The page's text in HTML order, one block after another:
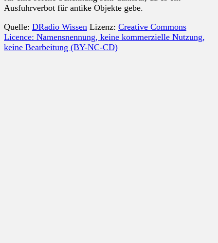
Ausfuhrverbot für antike Objekte gebe.
Quelle: DRadio Wissen Lizenz: Creative Commons
Licence: Namensnennung, keine kommerzielle Nutzung,
keine Bearbeitung (BY-NC-CD)